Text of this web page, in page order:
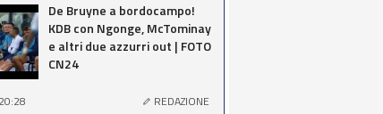
De Bruyne a bordocampo!
KDB con Ngonge, McTominay
e altri due azzurri out | FOTO
CN24
REDAZIONE